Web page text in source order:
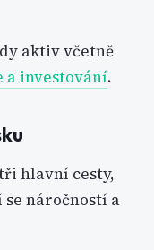
aktiv včetně
a investování.
hlavní cesty,
se náročností a